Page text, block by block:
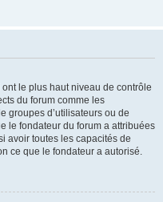
le plus haut niveau de contrôle
du forum comme les
groupes d’utilisateurs ou de
le fondateur du forum a attribuées
avoir toutes les capacités de
ce que le fondateur a autorisé.